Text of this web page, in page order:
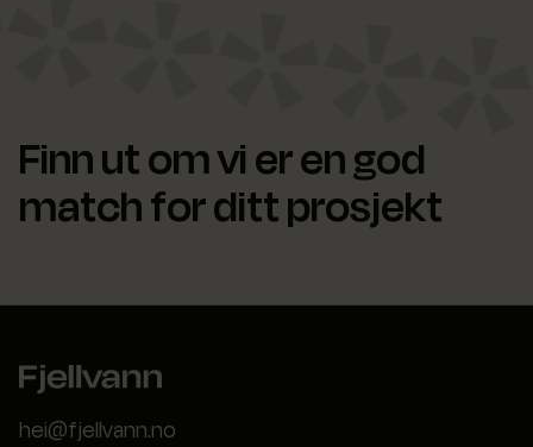
Finn ut om vi er en god
match for ditt prosjekt
hei@fjellvann.no